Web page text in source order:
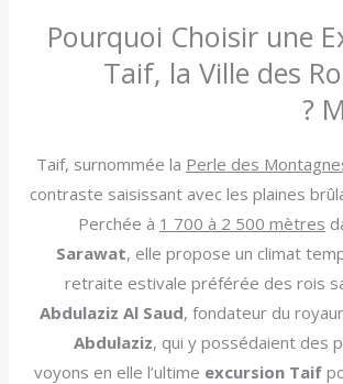
Pourquoi Choisir une
Taif, la Ville des
Taif, surnommée la Perle des
contraste saisissant avec les plaines
Perchée à 1 700 à 2 500 mètres
Sarawat, elle propose un climat
retraite estivale préférée des rois
Abdulaziz Al Saud, fondateur du
Abdulaziz, qui y possédaient des
voyons en elle l’ultime excursion Taif